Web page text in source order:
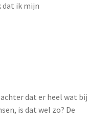
dat ik mijn
dat er heel wat bij
is dat wel zo? De